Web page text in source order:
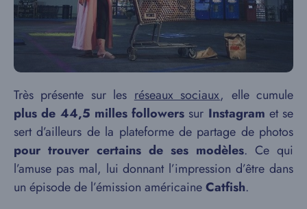
Très présente sur les réseaux sociaux, elle cumule
plus de 44,5 milles followers sur Instagram et se
sert d’ailleurs de la plateforme de partage de photos
pour trouver certains de ses modèles. Ce qui
l’amuse pas mal, lui donnant l’impression d’être dans
un épisode de l’émission américaineCatfish.